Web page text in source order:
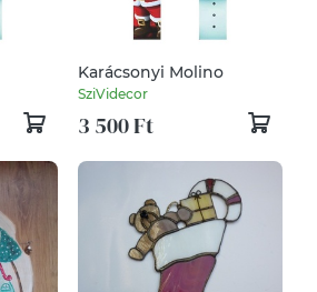
Karácsonyi Molino
SziVidecor
3 500 Ft